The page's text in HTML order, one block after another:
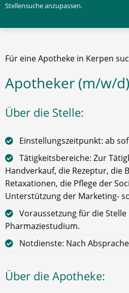
Stellensuche anzupassen.
Für eine Apotheke in Kerpen
Apotheker (m/w/
Über die Stelle:
Einstellungszeitpunkt: ab
Tätigkeitsbereiche: Zur
Handverkauf, die Rezeptur, die
Retaxationen, die Pflege der
Unterstützung der Marketing-
Voraussetzung für die
Pharmaziestudium.
Notdienste: Nach Absprache
Über die Apotheke: